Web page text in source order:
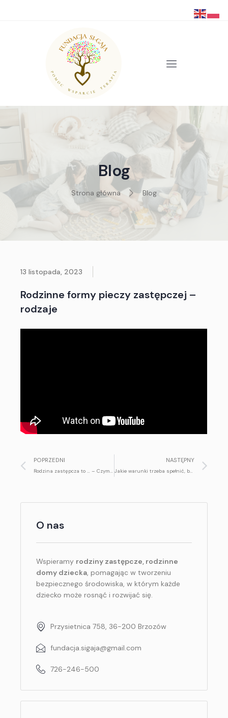
Blog
Strona główna Blog
13 listopada, 2023
Rodzinne formy pieczy zastępczej –
rodzaje
POPRZEDNI
Rodzina zastępcza to … – Czym jest rodzina zastępcza?
NASTĘPNY
Jakie warunki trzeba spełnić, by kandydować na rodzinę zastępczą?
O nas
Wspieramy rodziny zastępcze, rodzinne
domy dziecka, pomagając w tworzeniu
bezpiecznego środowiska, w którym każde
dziecko może rosnąć i rozwijać się.
Przysietnica 758, 36-200 Brzozów
fundacja.sigaja@gmail.com
726-246-500